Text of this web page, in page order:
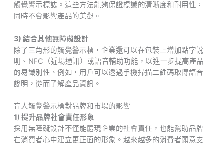
觸覺警示標誌。這些方法能夠保證標識的清晰度和耐用性，
同時不會影響產品的美觀。
3) 結合其他無障礙設計
除了三角形的觸覺警示標，企業還可以在包裝上增加點字說
明、NFC（近場通訊）或語音輔助功能，以進一步提高產品
的易識別性。例如，用戶可以透過手機掃描二維碼取得語音
說明，從而了解產品資訊。
盲人觸覺警示標對品牌和市場的影響
1) 提升品牌社會責任形象
採用無障礙設計不僅能體現企業的社會責任，也能幫助品牌
在消費者心中建立更正面的形象。越來越多的消費者願意支